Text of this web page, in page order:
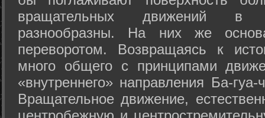
вращательных движений в
разнообразны. На них же
переворотом. Возвращаясь к
много общего с принципами
«внутреннего» направления Ба-
Вращательное движение,